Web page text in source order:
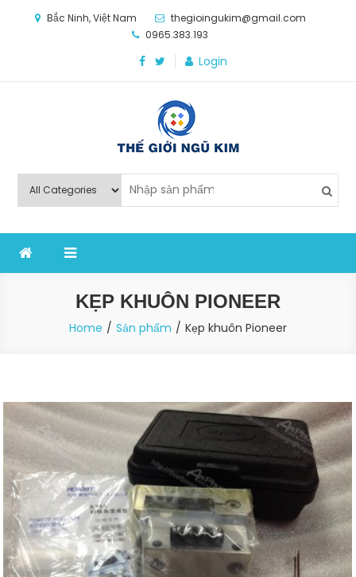
Bắc Ninh, Việt Nam
thegioingukim@gmail.com
0965.383.193
Login
Thế Giới Ngũ Kim
nghiệp sản xuất
KẸP KHUÔN PIONEER
Home Sản phẩm Kẹp khuôn Pioneer